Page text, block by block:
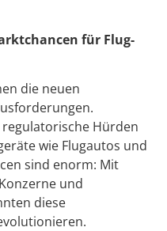
für Flug-
die neuen
Hürden
wie Flugautos und
sind enorm: Mit
und
diese